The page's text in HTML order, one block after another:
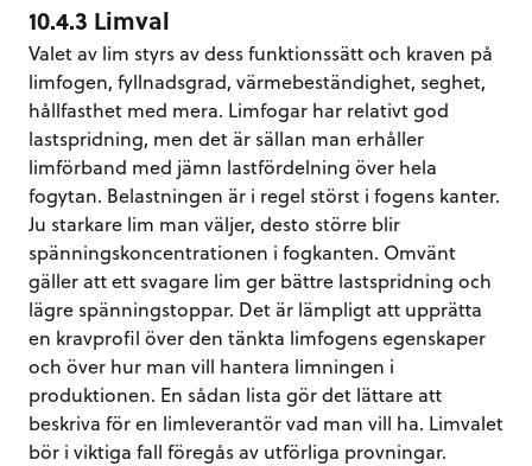
10.4.3 Limval
Valet av lim styrs av dess funktionssätt och kraven på
limfogen, fyllnadsgrad, värmebeständighet, seghet,
hållfasthet med mera. Limfogar har relativt god
lastspridning, men det är sällan man erhåller
limförband med jämn lastfördelning över hela
fogytan. Belastningen är i regel störst i fogens kanter.
Ju starkare lim man väljer, desto större blir
spänningskoncentrationen i fogkanten. Omvänt
gäller att ett svagare lim ger bättre lastspridning och
lägre spänningstoppar. Det är lämpligt att upprätta
en kravprofil över den tänkta limfogens egenskaper
och över hur man vill hantera limningen i
produktionen. En sådan lista gör det lättare att
beskriva för en limleverantör vad man vill ha. Limvalet
bör i viktiga fall föregås av utförliga provningar.